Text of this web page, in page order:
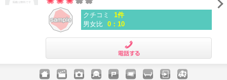
クチコミ
1件
男女比 0：10